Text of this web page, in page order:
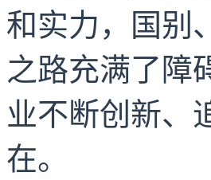
和实力，国别
之路充满了障
业不断创新、
在。